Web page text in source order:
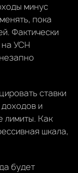
минус
пока
Фактически
на УСН
ставки
и
лимиты. Как
шкала,
будет